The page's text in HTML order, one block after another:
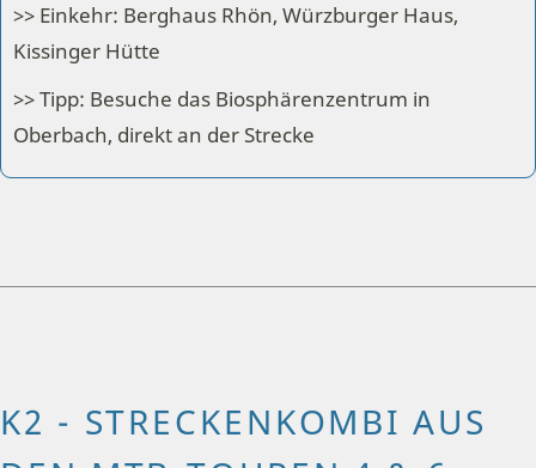
>> Einkehr: Berghaus Rhön, Würzburger Haus,
Kissinger Hütte
>> Tipp: Besuche das Biosphärenzentrum in
Oberbach, direkt an der Strecke
K2 - STRECKENKOMBI AUS